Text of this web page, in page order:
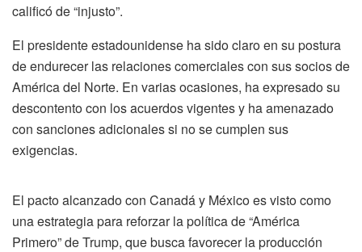
calificó de “injusto”.
El presidente estadounidense ha sido claro en su postura
de endurecer las relaciones comerciales con sus socios de
América del Norte. En varias ocasiones, ha expresado su
descontento con los acuerdos vigentes y ha amenazado
con sanciones adicionales si no se cumplen sus
exigencias.
El pacto alcanzado con Canadá y México es visto como
una estrategia para reforzar la política de “América
Primero” de Trump, que busca favorecer la producción